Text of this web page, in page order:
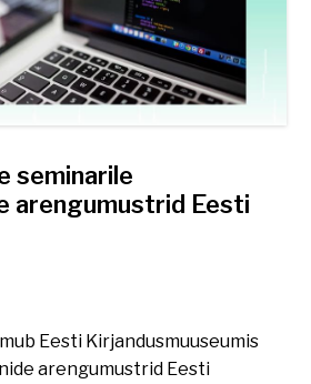
seminarile
arengumustrid Eesti
Eesti Kirjandusmuuseumis
arengumustrid Eesti